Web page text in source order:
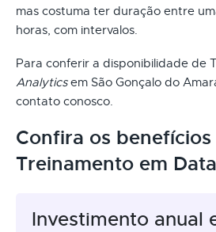
mas costuma ter duração entre
horas, com intervalos.
Para conferir a disponibilidade de
Analyticsem São Gonçalo do
contato conosco.
Confira os
Treinamento em
Investimento anual